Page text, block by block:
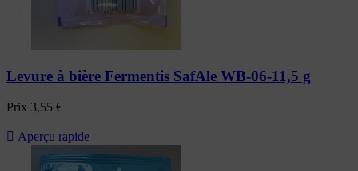
Levure à bière Fermentis SafAle WB-06-11,5 g
Prix 3,55 €
 Aperçu rapide